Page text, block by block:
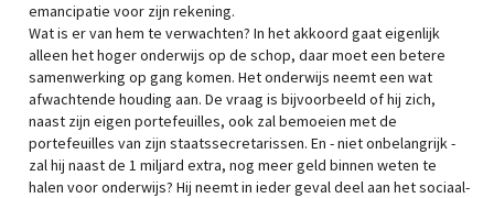
emancipatie voor zijn rekening.
Wat is er van hem te verwachten? In het akkoord gaat eigenlijk
alleen het hoger onderwijs op de schop, daar moet een betere
samenwerking op gang komen. Het onderwijs neemt een wat
afwachtende houding aan. De vraag is bijvoorbeeld of hij zich,
naast zijn eigen portefeuilles, ook zal bemoeien met de
portefeuilles van zijn staatssecretarissen. En - niet onbelangrijk -
zal hij naast de 1 miljard extra, nog meer geld binnen weten te
halen voor onderwijs? Hij neemt in ieder geval deel aan het sociaal-